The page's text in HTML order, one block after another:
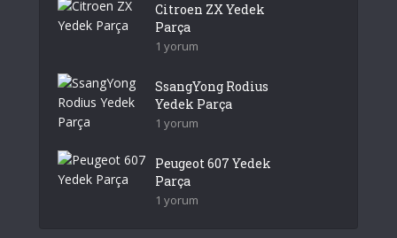
Citroen ZX Yedek
Parça
1 yorum
SsangYong Rodius
Yedek Parça
1 yorum
Peugeot 607 Yedek
Parça
1 yorum